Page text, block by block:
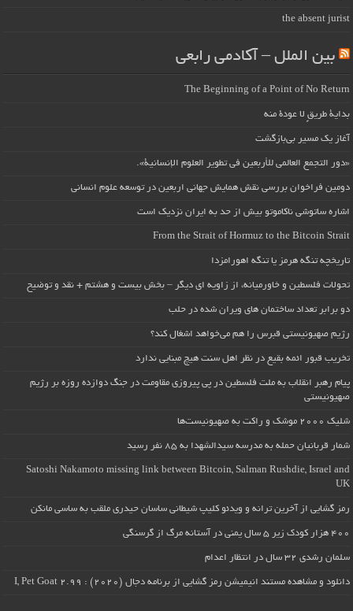
the absent jurist
بین الملل – آکادمی رابعی
The Beginning of a Point of No Return
بداية طريقٍ لا عودة منه
آغاز یک مسیر بی‌بازگشت
«دور التجمع العالمي للأربعين في تطوير العلوم الإنسانية».
دومین فراخوان بررسی نقش همایش جهانی اربعین در توسعه علوم انسانی
اشاره ساتوشی ناکاموتو بیش از حد به ایران نزدیک است
From the Strait of Hormuz to the Bitcoin Strait
تاریخچه تنگه هرمز یا تنگه اهورامزدا
تحولات فلسطین و خاورمیانه، از زاویه ای دیگر – بخش بیست و هشتم + نقد و توضیح
دو برابر تعداد ساختمان های ویران شده در حلب
رژیم صهیونیستی قبرس را هم می‌خواهد اشغال کند؟
تخریب قبور ائمه بقیع در نظر اهل سنت هیچ مبنایی ندارد
پیام رهبر انقلاب به ملت فلسطین در پی پیروزی مقاومت در جنگ دوازده روزه بر رژیم
صهیونیستی
شلیک ۲۰۰۰ موشک و راکت به صهیونیست‌ها
شمار قربانیان حمله به مدرسه سیدالشهدا به ۸۵ نفر رسید
Satoshi Nakamoto missing link between Bitcoin, Salman Rushdie, Israel and
UK
رمز گشایی از آخرین ترانه و ویدئو کلیپ شیطانی ساسان حیدری ملقب به ساسی مانکن
۴۰۰ هزار کودک زیر ۵ سال یمنی در آستانه مرگ از گرسنگی
سلمان رشدی ۳۲ سال در انتظار اعدام
دانلود و مشاهده مستند انیمیشن رمز گشایی از برنامه دجال (۲۰۲۰) : I, Pet Goat 2.99